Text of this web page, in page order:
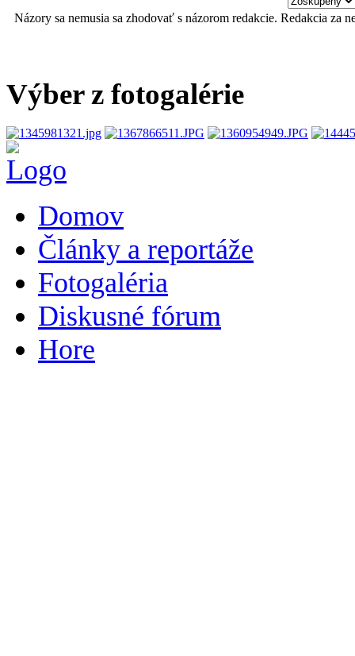
Názory sa nemusia sa zhodovať s názorom redakcie. Redakcia za
Výber z fotogalérie
Domov
Články a reportáže
Fotogaléria
Diskusné fórum
Hore